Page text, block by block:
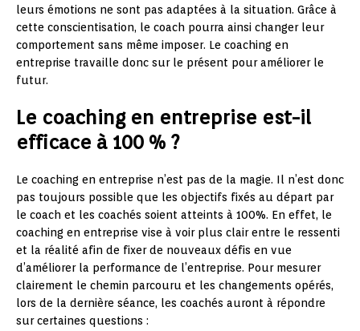
leurs émotions ne sont pas adaptées à la situation. Grâce à
cette conscientisation, le coach pourra ainsi changer leur
comportement sans même imposer. Le coaching en
entreprise travaille donc sur le présent pour améliorer le
futur.
Le coaching en entreprise est-il
efficace à 100 % ?
Le coaching en entreprise n’est pas de la magie. Il n’est donc
pas toujours possible que les objectifs fixés au départ par
le coach et les coachés soient atteints à 100%. En effet, le
coaching en entreprise vise à voir plus clair entre le ressenti
et la réalité afin de fixer de nouveaux défis en vue
d’améliorer la performance de l’entreprise. Pour mesurer
clairement le chemin parcouru et les changements opérés,
lors de la dernière séance, les coachés auront à répondre
sur certaines questions :